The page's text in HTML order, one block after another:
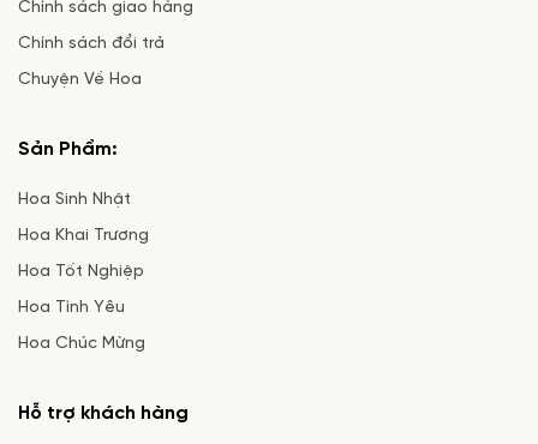
Chính sách giao hàng
Chính sách đổi trả
Chuyện Về Hoa
Sản Phẩm:
Hoa Sinh Nhật
Hoa Khai Trương
Hoa Tốt Nghiệp
Hoa Tình Yêu
Hoa Chúc Mừng
Hỗ trợ khách hàng